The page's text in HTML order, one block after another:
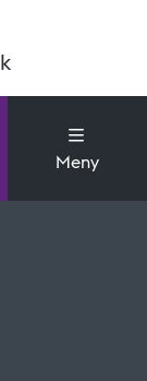
Meny